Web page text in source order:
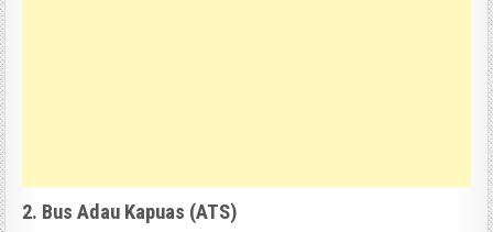
2. Bus Adau Kapuas (ATS)